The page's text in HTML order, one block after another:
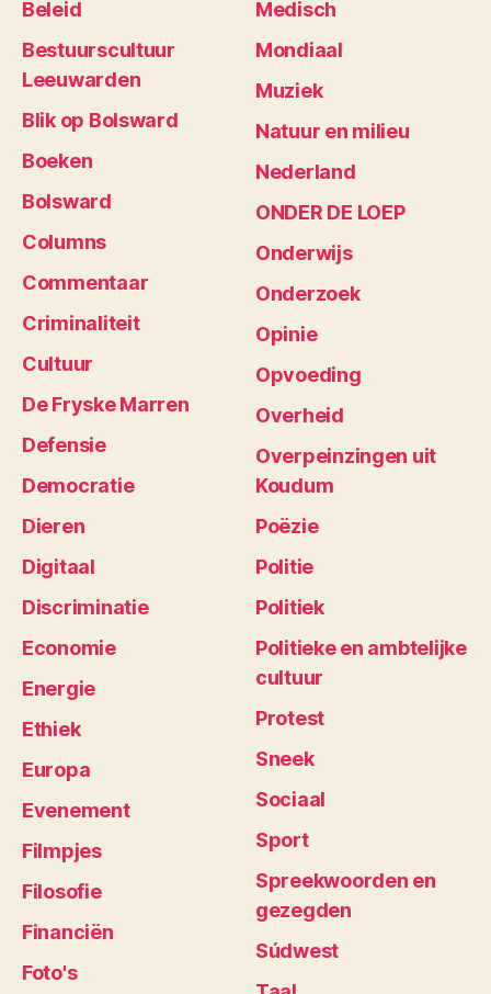
Beleid
Bestuurscultuur
Leeuwarden
Blik op Bolsward
Boeken
Bolsward
Columns
Commentaar
Criminaliteit
Cultuur
De Fryske Marren
Defensie
Democratie
Dieren
Digitaal
Discriminatie
Economie
Energie
Ethiek
Europa
Evenement
Filmpjes
Filosofie
Financiën
Foto's
Medisch
Mondiaal
Muziek
Natuur en milieu
Nederland
ONDER DE LOEP
Onderwijs
Onderzoek
Opinie
Opvoeding
Overheid
Overpeinzingen uit
Koudum
Poëzie
Politie
Politiek
Politieke en ambtelijke
cultuur
Protest
Sneek
Sociaal
Sport
Spreekwoorden en
gezegden
Súdwest